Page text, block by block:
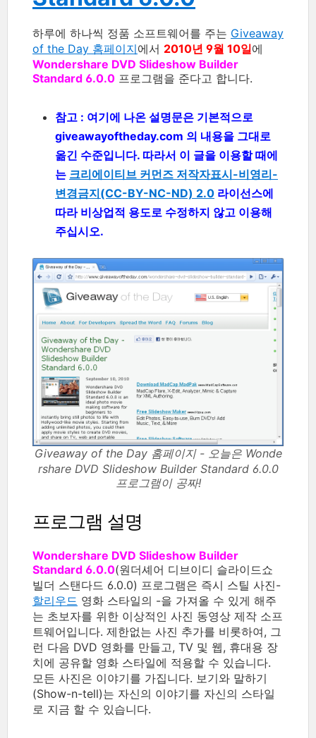
하루에 하나씩 정품 소프트웨어를 주는 Giveaway
of the Day 홈페이지에서 2010년 9월 10일에
Wondershare DVD Slideshow Builder
Standard 6.0.0 프로그램을 준다고 합니다.
참고 : 여기에 나온 설명문은 기본적으로
giveawayoftheday.com 의 내용을 그대로
옮긴 수준입니다. 따라서 이 글을 이용할 때에
는 크리에이티브 커먼즈 저작자표시-비영리-
변경금지(CC-BY-NC-ND) 2.0 라이선스에
따라 비상업적 용도로 수정하지 않고 이용해
주십시오.
Giveaway of the Day 홈페이지 - 오늘은 Wonde
rshare DVD Slideshow Builder Standard 6.0.0
프로그램이 공짜!
프로그램 설명
Wondershare DVD Slideshow Builder
Standard 6.0.0(원더셰어 디브이디 슬라이드쇼
빌더 스탠다드 6.0.0) 프로그램은 즉시 스틸 사진-
할리우드 영화 스타일의 -을 가져올 수 있게 해주
는 초보자를 위한 이상적인 사진 동영상 제작 소프
트웨어입니다. 제한없는 사진 추가를 비롯하여, 그
런 다음 DVD 영화를 만들고, TV 및 웹, 휴대용 장
치에 공유할 영화 스타일에 적용할 수 있습니다.
모든 사진은 이야기를 가집니다. 보기와 말하기
(Show-n-tell)는 자신의 이야기를 자신의 스타일
로 지금 할 수 있습니다.